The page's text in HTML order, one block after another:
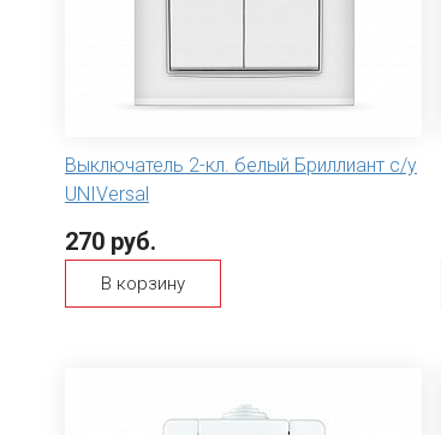
Выключатель 2-кл. белый Бриллиант с/у
UNIVersal
270 руб.
В корзину